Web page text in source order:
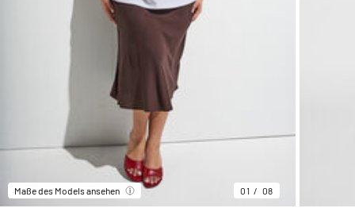
Maße des Models ansehen 01 08